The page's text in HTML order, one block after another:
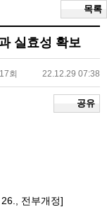
목록
실효성 확보
회 22.12.29 07:38
공유
전부개정]